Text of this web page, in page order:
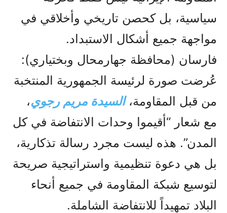
سياسية، بل كحصن تاريخي وأخلاقي في
مواجهة جميع أشكال الاستبداد.
فارسان (محافظة جهارمحال وبختياري):
عُرضت صورة لرئيسة الجمهورية المنتخبة
من قبل المقاومة،السيدة مريم رجوي،
مع شعار “أقيموا وحدات الانتفاضة في كل
المدن”. هذه ليست مجرد رسالة تذكارية،
بل هي دعوة تنظيمية واستراتيجية صريحة
لتوسيع شبكة المقاومة في جميع أنحاء
البلاد تمهيداً للانتفاضة الشاملة.